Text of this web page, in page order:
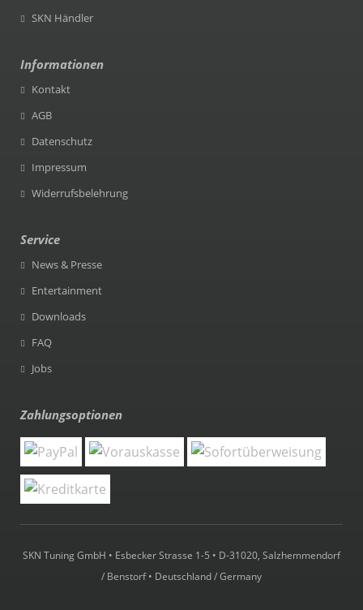
SKN Händler
Informationen
Kontakt
AGB
Datenschutz
Impressum
Widerrufsbelehrung
Service
News & Presse
Entertainment
Downloads
FAQ
Jobs
Zahlungsoptionen
SKN Tuning GmbH • Esbecker Strasse 1-5 • D-31020, Salzhemmendorf
/ Benstorf • Deutschland / Germany